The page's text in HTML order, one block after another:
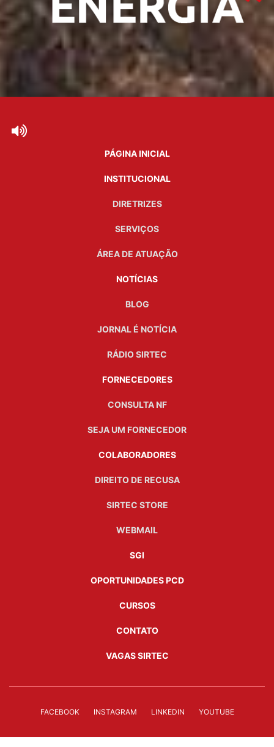
PÁGINA INICIAL
INSTITUCIONAL
DIRETRIZES
SERVIÇOS
ÁREA DE ATUAÇÃO
NOTÍCIAS
BLOG
JORNAL É NOTÍCIA
RÁDIO SIRTEC
FORNECEDORES
CONSULTA NF
SEJA UM FORNECEDOR
COLABORADORES
DIREITO DE RECUSA
SIRTEC STORE
WEBMAIL
SGI
OPORTUNIDADES PCD
CURSOS
CONTATO
VAGAS SIRTEC
FACEBOOK INSTAGRAM LINKEDIN YOUTUBE